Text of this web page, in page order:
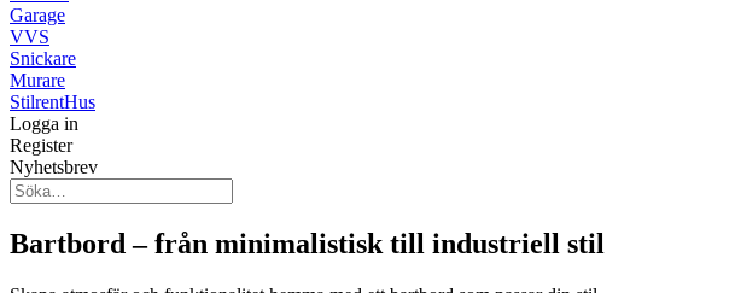
Garage
VVS
Snickare
Murare
StilrentHus
Logga in
Register
Nyhetsbrev
Bartbord – från minimalistisk till industriell stil